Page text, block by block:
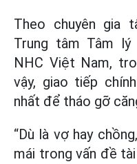
Theo chuyên gia
Trung tâm Tâm
NHC Việt Nam,
vậy, giao tiếp
nhất để tháo gỡ
“Dù là vợ hay
mái trong vấn đề